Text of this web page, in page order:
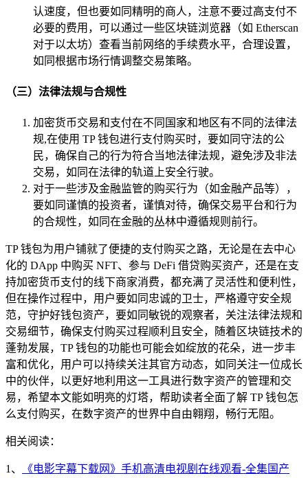
认速度，但也要如同精明的商人，注意不要过高支付不
必要的费用，可以通过一些区块链浏览器（如 Etherscan
对于以太坊）查看当前网络的手续费水平，合理设置，
如同根据市场行情调整交易策略。
（三）法律法规与合规性
加密货币交易和支付在不同国家和地区有不同的法律法
规,在使用 TP 钱包进行支付购买时，要如同守法的公
民，确保自己的行为符合当地法律法规，避免涉及非法
交易，如同在法律的轨道上安全行驶。
对于一些涉及金融监管的购买行为（如金融产品等），
要如同谨慎的投资者，谨慎对待，确保交易平台和行为
的合规性，如同在金融的丛林中遵循规则前行。
TP 钱包为用户铺就了便捷的支付购买之路，无论是在去中心
化的 DApp 中购买 NFT、参与 DeFi 借贷购买资产，还是在支
持加密货币支付的线下商家消费，都充满了灵活性和便利性，
但在操作过程中，用户要如同忠诚的卫士，严格遵守安全规
范，守护好钱包资产，要如同敏锐的观察者，关注法律法规和
交易细节，确保支付购买过程顺利且安全，随着区块链技术的
蓬勃发展，TP 钱包的功能也可能会如绽放的花朵，进一步丰
富和优化，用户可以持续关注其官方动态，如同关注一位成长
中的伙伴，以更好地利用这一工具进行数字资产的管理和交
易，希望本文能如明亮的灯塔，帮助读者全面了解 TP 钱包怎
么支付购买，在数字资产的世界中自由翱翔，畅行无阻。
相关阅读：
1、
《电影字幕下载网》手机高清电视剧在线观看-全集国产